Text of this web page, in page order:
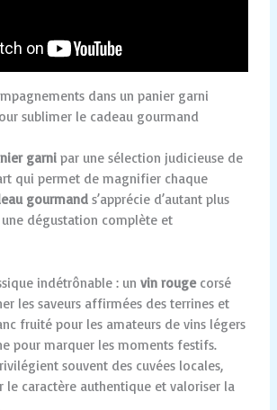
dans un panier garni
sublimer le cadeau gourmand
garni par une sélection judicieuse de
qui permet de magnifier chaque
gourmand s’apprécie d’autant plus
dégustation complète et
indétrônable : unvin rougecorsé
les saveurs affirmées des terrines et
fruité pour les amateurs de vins légers
pour marquer les moments festifs.
souvent des cuvées locales,
le caractère authentique et valoriser la